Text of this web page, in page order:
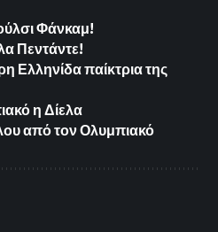
Φάνκαμ!
Πεντάντε!
Ελληνίδα παίκτρια της
η Δίελα
από τον Ολυμπιακό